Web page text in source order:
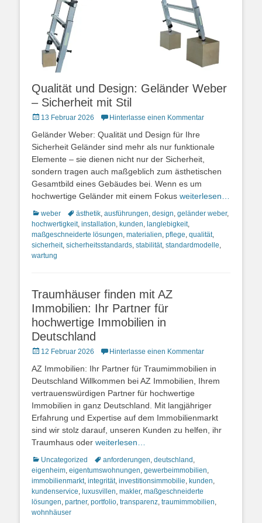
Qualität und Design: Geländer Weber
– Sicherheit mit Stil
Posted
13 Februar 2026 Hinterlasse einen Kommentar
Geländer Weber: Qualität und Design für Ihre
Sicherheit Geländer sind mehr als nur funktionale
Elemente – sie dienen nicht nur der Sicherheit,
sondern tragen auch maßgeblich zum ästhetischen
Gesamtbild eines Gebäudes bei. Wenn es um
hochwertige Geländer mit einem Fokus weiterlesen…
Kategorien
weber Schlagworte
ästhetik ausführungen design geländer weber,
hochwertigkeit, installation kunden langlebigkeit,
maßgeschneiderte lösungen materialien pflege qualität,
sicherheit, sicherheitsstandards stabilität, standardmodelle
wartung
Traumhäuser finden mit AZ
Immobilien: Ihr Partner für
hochwertige Immobilien in
Deutschland
Posted
12 Februar 2026 Hinterlasse einen Kommentar
AZ Immobilien: Ihr Partner für Traumimmobilien in
Deutschland Willkommen bei AZ Immobilien, Ihrem
vertrauenswürdigen Partner für hochwertige
Immobilien in ganz Deutschland. Mit langjähriger
Erfahrung und Expertise auf dem Immobilienmarkt
sind wir stolz darauf, unseren Kunden zu helfen, ihr
Traumhaus oder weiterlesen…
Kategorien
Uncategorized Schlagworte
anforderungen deutschland
eigenheim eigentumswohnungen gewerbeimmobilien
immobilienmarkt, integrität, investitionsimmobilie kunden
kundenservice luxusvillen makler, maßgeschneiderte
lösungen partner, portfolio transparenz traumimmobilien
wohnhäuser